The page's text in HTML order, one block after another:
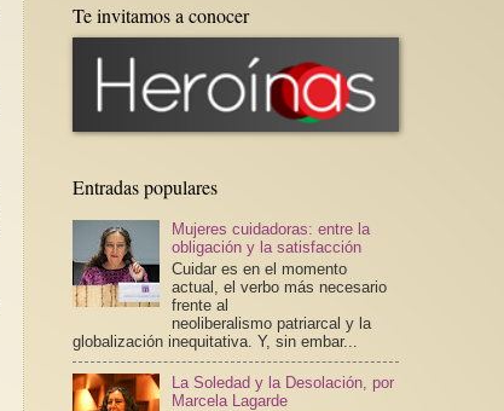
Te invitamos a conocer
Entradas populares
Mujeres cuidadoras: entre la
obligación y la satisfacción
Cuidar es en el momento
actual, el verbo más necesario
frente al
neoliberalismo patriarcal y la
globalización inequitativa. Y, sin embar...
La Soledad y la Desolación, por
Marcela Lagarde